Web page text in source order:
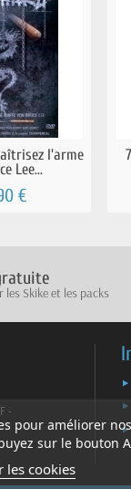
l'arme
Lee...
€
les Skike et les packs
-
pour améliorer
sur le bouton
les cookies